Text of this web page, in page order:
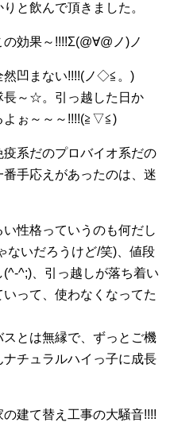
と飲んで頂きました。
効果～!!!!Σ(@∀@ノ)ノ
然凹まない!!!!(ノ◇≦。)
長～☆。引っ越した日か
よぉ～～～!!!!(≧▽≦)
系だのプロバイオ系だの
手応えがあったのは、迷
性格っていうのも何だし
ないだろうけど/笑)、値段
^;)、引っ越しが落ち着い
って、使わなくなってた
とは無縁で、ずっとご機
チュラルハイっ子に成長
建て替え工事の大騒音!!!!